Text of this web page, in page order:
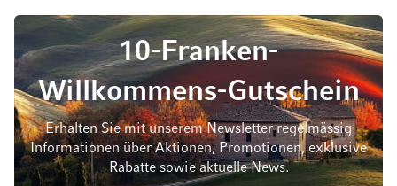
10-Franken-
Willkommens-Gutschein
Erhalten Sie mit unserem Newsletter regelmässig
Informationen über Aktionen, Promotionen, exklusive
Rabatte sowie aktuelle News.